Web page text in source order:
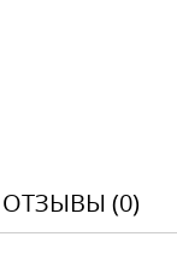
ОТЗЫВЫ (0)